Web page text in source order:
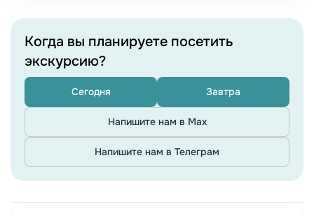
Когда вы планируете посетить
экскурсию?
Сегодня Завтра
Напишите нам в Max
Напишите нам в Телеграм